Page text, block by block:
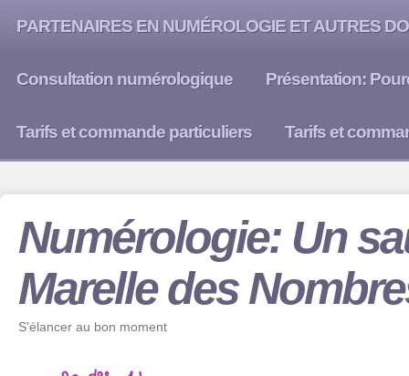
PARTENAIRES EN NUMÉROLOGIE ET AUTRES
Consultation numérologique Présentation:
Tarifs et commande particuliers Tarifs et
Numérologie: Un
Marelle des
S'élancer au bon moment